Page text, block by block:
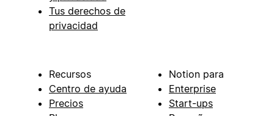
Tus derechos de
privacidad
Recursos
Centro de ayuda
Precios
Notion para
Enterprise
Start-ups